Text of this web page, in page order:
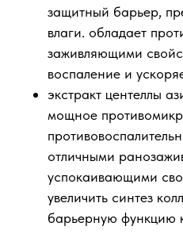
защитный барьер,
влаги. обладает
заживляющими
воспаление и
экстракт центеллы
мощное
отличными
успокаивающими
увеличить синтез
барьерную функцию